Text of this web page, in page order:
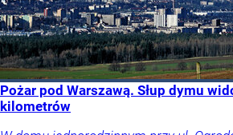
Pożar pod Warszawą. Słup dymu
kilometrów